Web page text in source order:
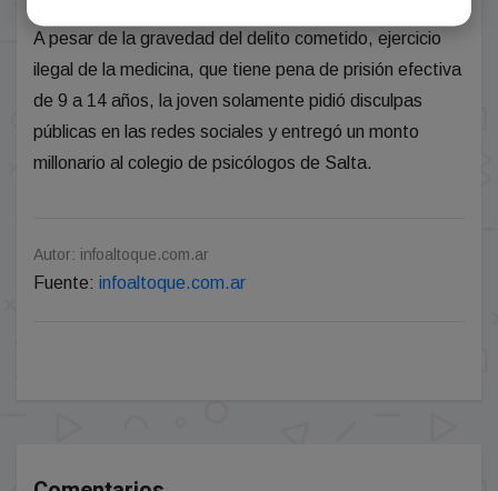
A pesar de la gravedad del delito cometido, ejercicio
ilegal de la medicina, que tiene pena de prisión efectiva
de 9 a 14 años, la joven solamente pidió disculpas
públicas en las redes sociales y entregó un monto
millonario al colegio de psicólogos de Salta.
Autor: infoaltoque.com.ar
Fuente: infoaltoque.com.ar